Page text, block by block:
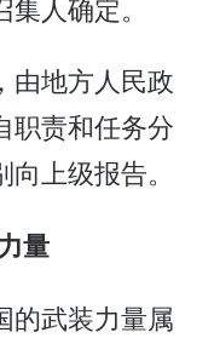
人确定。
由地方人民政
职责和任务分
上级报告。
量
武装力量属